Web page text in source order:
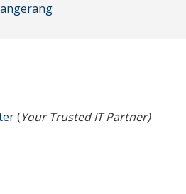
(Your Trusted IT Partner)